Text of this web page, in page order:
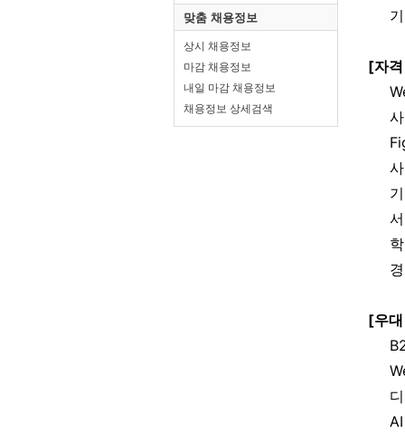
맞춤 채용정보
상시 채용정보
마감 채용정보
내일 마감 채용정보
채용정보 상세검색